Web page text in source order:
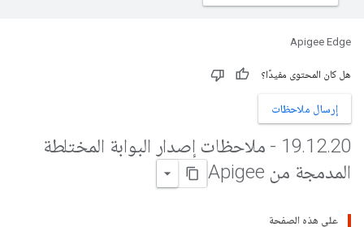
Apigee Edge
هل كان المحتوى مفيدًا؟
إرسال ملاحظات
19.12.
20 - ملاحظات إصدار البوابة المختلطة
المدمجة من Apigee
على هذه الصفحة